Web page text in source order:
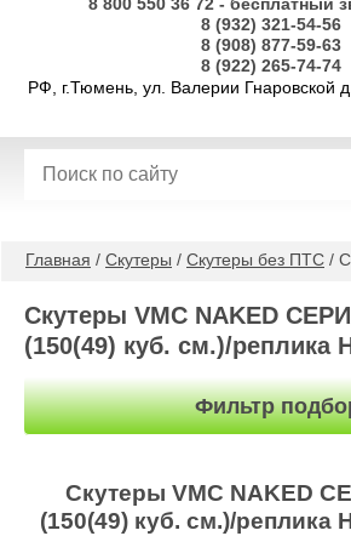
8 (932) 321-54-56
8 (908) 877-59-63
8 (922) 265-74-74
РФ, г.Тюмень, ул. Валерии Гнаровской
Главная / Скутеры / Скутеры без ПТС /
Скутеры VMC NAKED
(150(49) куб. см.)/реплика
Фильтр
Скутеры VMC NAKED
(150(49) куб. см.)/реплика